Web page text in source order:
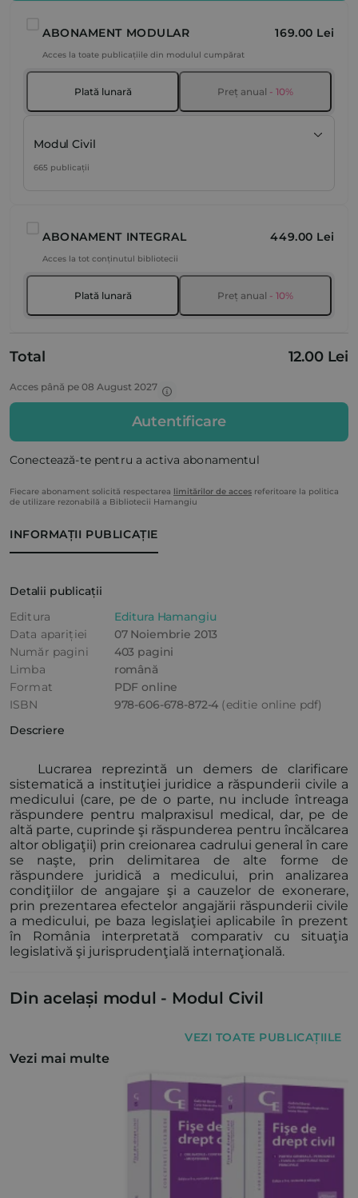
INFORMAȚII PUBLICAȚIE
Detalii publicații
Editura
Editura Hamangiu
Data apariției
07 Noiembrie 2013
Număr pagini
403 pagini
Limba
română
Format
PDF online
ISBN
978-606-678-872-4 (editie online pdf)
Descriere
Lucrarea reprezintă un demers de clarificare
sistematică a instituţiei juridice a răspunderii civile a
medicului (care, pe de o parte, nu include întreaga
răspundere pentru malpraxisul medical, dar, pe de
altă parte, cuprinde şi răspunderea pentru încălcarea
altor obligaţii) prin creionarea cadrului general în care
se naşte, prin delimitarea de alte forme de
răspundere juridică a medicului, prin analizarea
condiţiilor de angajare şi a cauzelor de exonerare,
prin prezentarea efectelor angajării răspunderii civile
a medicului, pe baza legislaţiei aplicabile în prezent
în România interpretată comparativ cu situaţia
legislativă şi jurisprudenţială internaţională.
ABONAMENT MODULAR 169.00 Lei
Acces la toate publicațiile din modulul cumpărat
Plată lunară Preț anual - 10%
Modul Civil
665 publicații
ABONAMENT INTEGRAL 449.00 Lei
Acces la tot conținutul bibliotecii
Plată lunară Preț anual - 10%
Total 12.00 Lei
Acces până pe 08 August 2027
Autentificare
Conectează-te pentru a activa abonamentul
Fiecare abonament solicită respectarea limitărilor de acces referitoare la politica
de utilizare rezonabilă a Bibliotecii Hamangiu
Din același modul - Modul Civil
VEZI TOATE PUBLICAȚIILE
Vezi mai multe